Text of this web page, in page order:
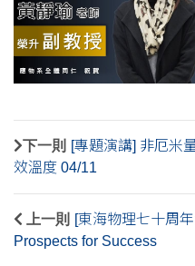
下一則
[專題演講] 非厄米
效溫度 04/11
上一則
[東海物理七十周
Prospects for Success